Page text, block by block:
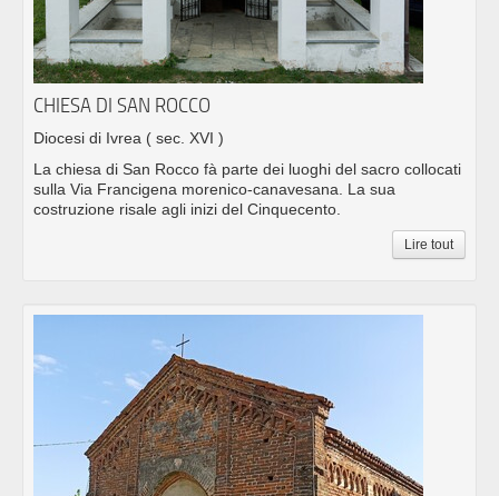
CHIESA DI SAN ROCCO
Diocesi di Ivrea ( sec. XVI )
La chiesa di San Rocco fà parte dei luoghi del sacro collocati
sulla Via Francigena morenico-canavesana. La sua
costruzione risale agli inizi del Cinquecento.
Lire tout